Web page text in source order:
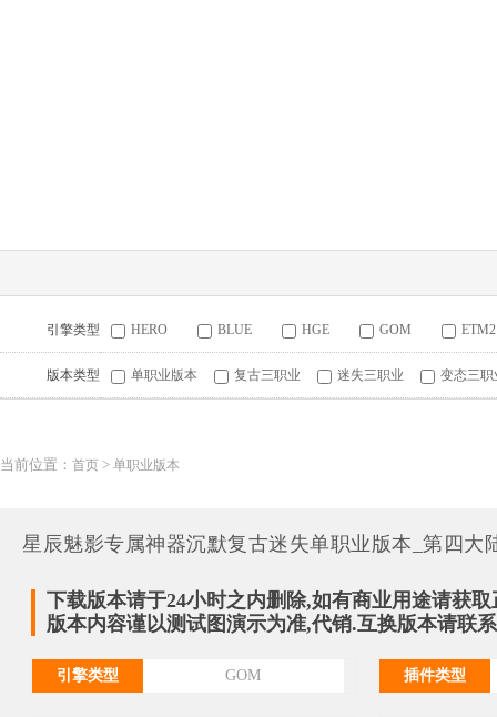
引擎类型 HERO BLUE HGE GOM ETM2
版本类型 单职业版本 复古三职业 迷失三职业 变态三职
当前位置： 首页 > 单职业版本
星辰魅影专属神器沉默复古迷失单职业版本_第四大
下载版本请于24小时之内删除,如有商业用途请获
版本内容谨以测试图演示为准,代销.互换版本请联
引擎类型 GOM 插件类型